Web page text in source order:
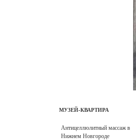
МУЗЕЙ-КВАРТИРА
Антицеллюлитный массаж в
Нижнем Новгороде